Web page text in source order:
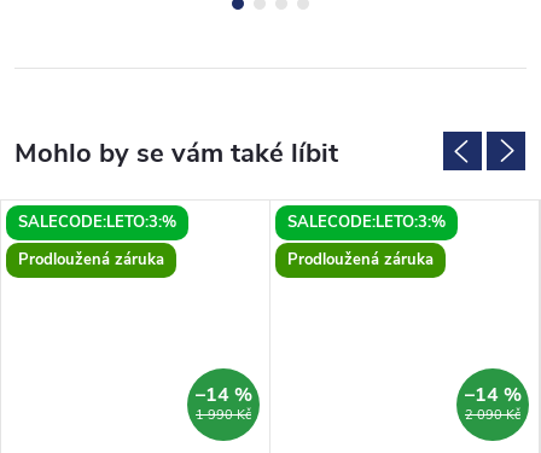
SALECODE:LETO:3:%
Prodloužená záruka
1 990 Kč
–14 %
SALECODE:LETO:3:%
Prodloužená záruka
2 090 Kč
–14 %